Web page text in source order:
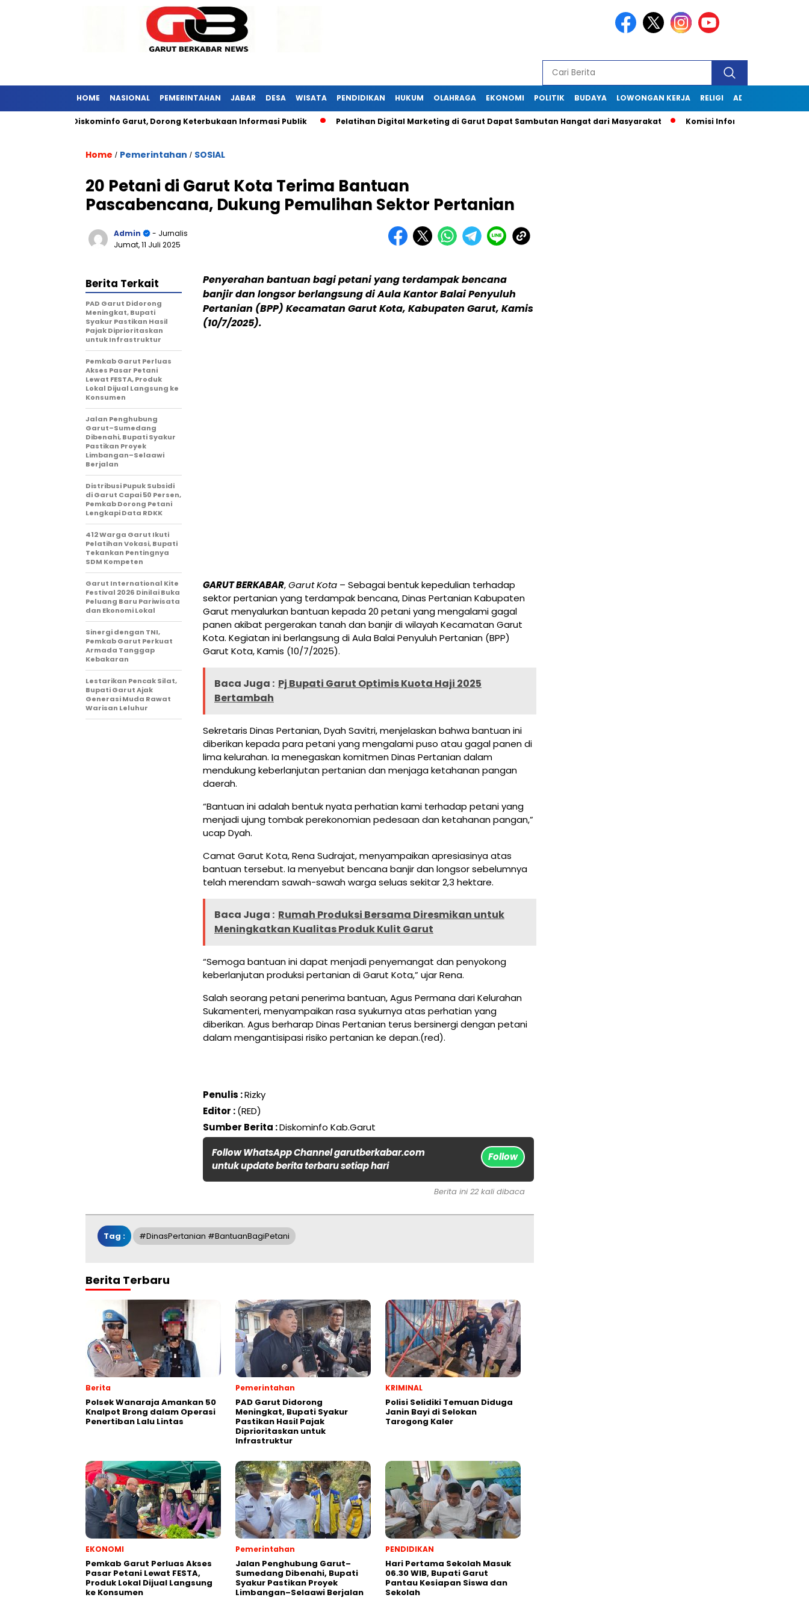
HOME NASIONAL PEMERINTAHAN JABAR DESA WISATA PENDIDIKAN HUKUM OLAHRAGA EKONOMI POLITIK BUDAYA LOWONGAN KERJA RELIGI ADVERTORIAL
Kunjungi Diskominfo Garut, Dorong Keterbukaan Informasi Publik Pelatihan Digital Marketing di Garut Dapat Sambutan Hangat dari Masyarakat Komisi Informasi Jabar Kunjungi
Home / Pemerintahan / SOSIAL
20 Petani di Garut Kota Terima Bantuan
Pascabencana, Dukung Pemulihan Sektor Pertanian
Admin
- Jurnalis
Jumat, 11 Juli 2025
Penyerahan bantuan bagi petani yang terdampak bencana
banjir dan longsor berlangsung di Aula Kantor Balai Penyuluh
Pertanian (BPP) Kecamatan Garut Kota, Kabupaten Garut, Kamis
(10/7/2025).
GARUT BERKABAR,Garut Kota – Sebagai bentuk kepedulian terhadap
sektor pertanian yang terdampak bencana, Dinas Pertanian Kabupaten
Garut menyalurkan bantuan kepada 20 petani yang mengalami gagal
panen akibat pergerakan tanah dan banjir di wilayah Kecamatan Garut
Kota. Kegiatan ini berlangsung di Aula Balai Penyuluh Pertanian (BPP)
Garut Kota, Kamis (10/7/2025).
Baca Juga : Pj Bupati Garut Optimis Kuota Haji 2025
Bertambah
Sekretaris Dinas Pertanian, Dyah Savitri, menjelaskan bahwa bantuan ini
diberikan kepada para petani yang mengalami puso atau gagal panen di
lima kelurahan. Ia menegaskan komitmen Dinas Pertanian dalam
mendukung keberlanjutan pertanian dan menjaga ketahanan pangan
daerah.
“Bantuan ini adalah bentuk nyata perhatian kami terhadap petani yang
menjadi ujung tombak perekonomian pedesaan dan ketahanan pangan,”
ucap Dyah.
Camat Garut Kota, Rena Sudrajat, menyampaikan apresiasinya atas
bantuan tersebut. Ia menyebut bencana banjir dan longsor sebelumnya
telah merendam sawah-sawah warga seluas sekitar 2,3 hektare.
Baca Juga : Rumah Produksi Bersama Diresmikan untuk
Meningkatkan Kualitas Produk Kulit Garut
“Semoga bantuan ini dapat menjadi penyemangat dan penyokong
keberlanjutan produksi pertanian di Garut Kota,” ujar Rena.
Salah seorang petani penerima bantuan, Agus Permana dari Kelurahan
Sukamenteri, menyampaikan rasa syukurnya atas perhatian yang
diberikan. Agus berharap Dinas Pertanian terus bersinergi dengan petani
dalam mengantisipasi risiko pertanian ke depan.(red).
Penulis :Rizky
Editor :(RED)
Sumber Berita :Diskominfo Kab.Garut
Follow WhatsApp Channel garutberkabar.com
untuk update berita terbaru setiap hari
Follow
Berita Terkait
PAD Garut Didorong
Meningkat, Bupati
Syakur Pastikan Hasil
Pajak Diprioritaskan
untuk Infrastruktur
Pemkab Garut Perluas
Akses Pasar Petani
Lewat FESTA, Produk
Lokal Dijual Langsung ke
Konsumen
Jalan Penghubung
Garut–Sumedang
Dibenahi, Bupati Syakur
Pastikan Proyek
Limbangan–Selaawi
Berjalan
Distribusi Pupuk Subsidi
di Garut Capai 50 Persen,
Pemkab Dorong Petani
Lengkapi Data RDKK
412 Warga Garut Ikuti
Pelatihan Vokasi, Bupati
Tekankan Pentingnya
SDM Kompeten
Garut International Kite
Festival 2026 Dinilai Buka
Peluang Baru Pariwisata
dan Ekonomi Lokal
Sinergi dengan TNI,
Pemkab Garut Perkuat
Armada Tanggap
Kebakaran
Lestarikan Pencak Silat,
Bupati Garut Ajak
Generasi Muda Rawat
Warisan Leluhur
Berita ini 22 kali dibaca
Tag : #DinasPertanian #BantuanBagiPetani
Berita Terbaru
Berita
Polsek Wanaraja Amankan 50
Knalpot Brong dalam Operasi
Penertiban Lalu Lintas
Pemerintahan
PAD Garut Didorong
Meningkat, Bupati Syakur
Pastikan Hasil Pajak
Diprioritaskan untuk
Infrastruktur
KRIMINAL
Polisi Selidiki Temuan Diduga
Janin Bayi di Selokan
Tarogong Kaler
EKONOMI
Pemkab Garut Perluas Akses
Pasar Petani Lewat FESTA,
Produk Lokal Dijual Langsung
ke Konsumen
Pemerintahan
Jalan Penghubung Garut–
Sumedang Dibenahi, Bupati
Syakur Pastikan Proyek
Limbangan–Selaawi Berjalan
PENDIDIKAN
Hari Pertama Sekolah Masuk
06.30 WIB, Bupati Garut
Pantau Kesiapan Siswa dan
Sekolah